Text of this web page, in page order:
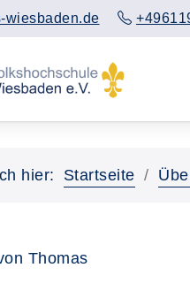
wiesbaden.de
hier: Startseite